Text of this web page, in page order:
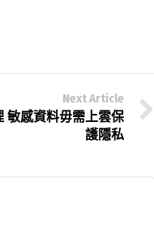
Next Article
敏感資料毋需上雲保
護隱私